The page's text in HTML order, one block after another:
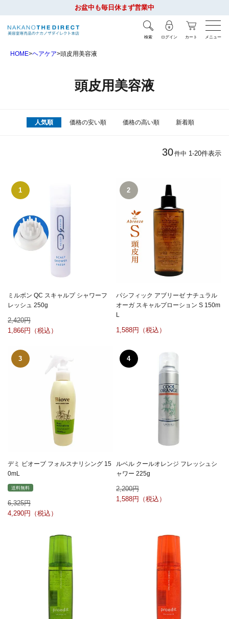
お盆中も毎日休まず営業中
検索 ログイン カート メニュー
HOME ヘアケア 頭皮用美容液
頭皮用美容液
人気順 価格の安い順 価格の高い順 新着順
30件中 1-20件表示
ミルボン QC スキャルプ シャワーフ
レッシュ 250g
2,420
1,866
パシフィック アブリーゼ ナチュラル
オーガ スキャルプローション S 150m
L
1,588
デミ ビオーブ フォルスナリシング 15
0mL
送料無料
6,325
4,290
ルベル クールオレンジ フレッシュシ
ャワー 225g
2,200
1,588